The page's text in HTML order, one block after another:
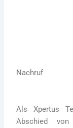
Nachruf
Als Xpertus
Abschied von